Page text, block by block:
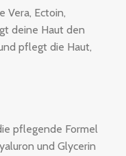
Vera, Ectoin,
deine Haut den
pflegt die Haut,
pflegende Formel
und Glycerin